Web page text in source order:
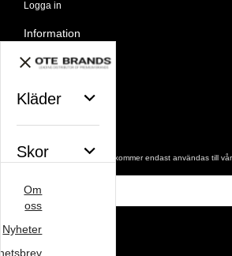
Kläder
Skor
Väskor
Logga in
Information
Om oss
Nyheter
Avtalskund
Om cookies
De uppgifter du matar in kommer endast användas till
postadress
Om
oss
Nyheter